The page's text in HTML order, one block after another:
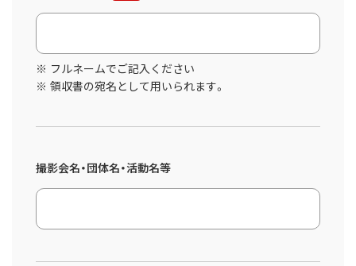
フルネームでご記入ください
領収書の宛名として用いられます。
撮影会名・団体名・活動名等